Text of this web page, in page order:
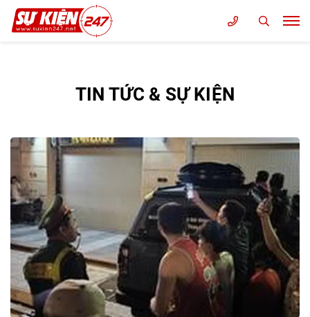
TIN TỨC & SỰ KIỆN